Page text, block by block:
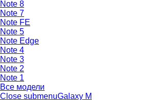
Note 8
Note 7
Note FE
Note 5
Note Edge
Note 4
Note 3
Note 2
Note 1
Все модели
Close submenuGalaxy M